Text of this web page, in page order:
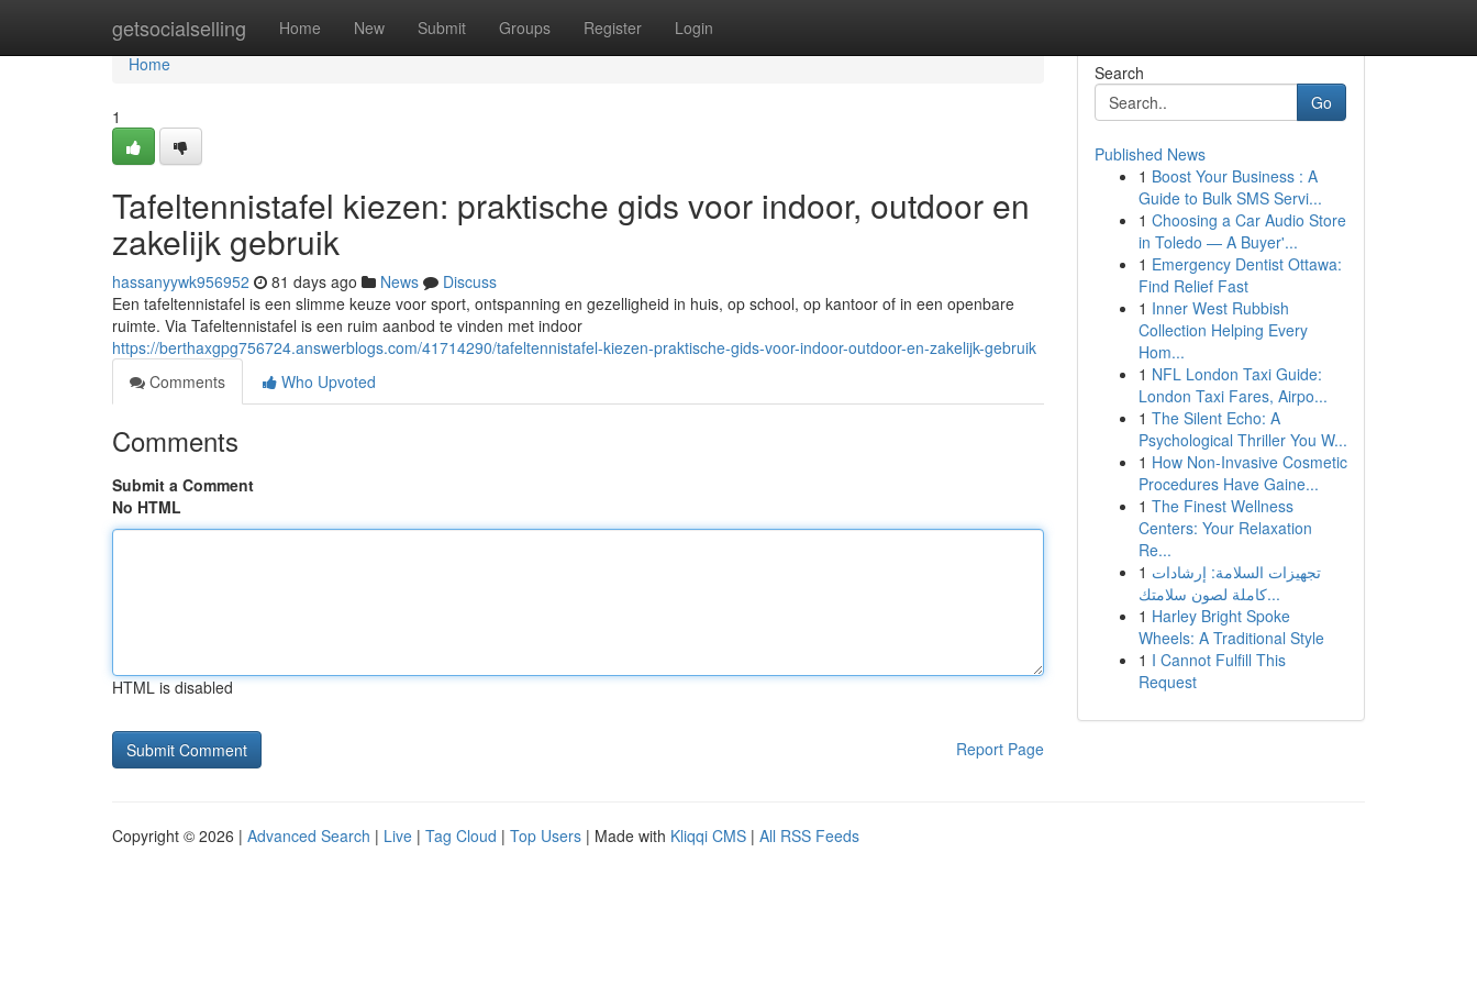
getsocialselling Home New Submit Groups Register Login
Home
Home
1
Tafeltennistafel kiezen: praktische gids voor indoor, outdoor en
zakelijk gebruik
hassanyywk956952 81 days ago News
Discuss
Een tafeltennistafel is een slimme keuze voor sport, ontspanning en gezelligheid in huis, op school, op kantoor of in een openbare
ruimte. Via Tafeltennistafel is een ruim aanbod te vinden met indoor
https://berthaxgpg756724.answerblogs.com/41714290/tafeltennistafel-kiezen-praktische-gids-voor-indoor-outdoor-en-zakelijk-gebruik
Comments
Who Upvoted
Comments
Submit a Comment
No HTML
HTML is disabled
Report Page
Search
Go
Published News
1 Boost Your Business : A
Guide to Bulk SMS Servi...
1 Choosing a Car Audio Store
in Toledo — A Buyer'...
1 Emergency Dentist Ottawa:
Find Relief Fast
1 Inner West Rubbish
Collection Helping Every
Hom...
1 NFL London Taxi Guide:
London Taxi Fares, Airpo...
1 The Silent Echo: A
Psychological Thriller You W...
1 How Non-Invasive Cosmetic
Procedures Have Gaine...
1 The Finest Wellness
Centers: Your Relaxation
Re...
1 تجهيزات السلامة: إرشادات
كاملة لصون سلامتك...
1 Harley Bright Spoke
Wheels: A Traditional Style
1 I Cannot Fulfill This
Request
Copyright © 2026 | Advanced Search | Live | Tag Cloud | Top Users | Made with Kliqqi CMS | All RSS Feeds